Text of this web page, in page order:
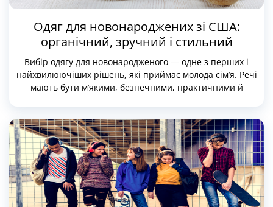
Одяг для новонароджених зі США:
органічний, зручний і стильний
Вибір одягу для новонародженого — одне з перших і
найхвилюючіших рішень, які приймає молода сім’я. Речі
мають бути м’якими, безпечними, практичними й